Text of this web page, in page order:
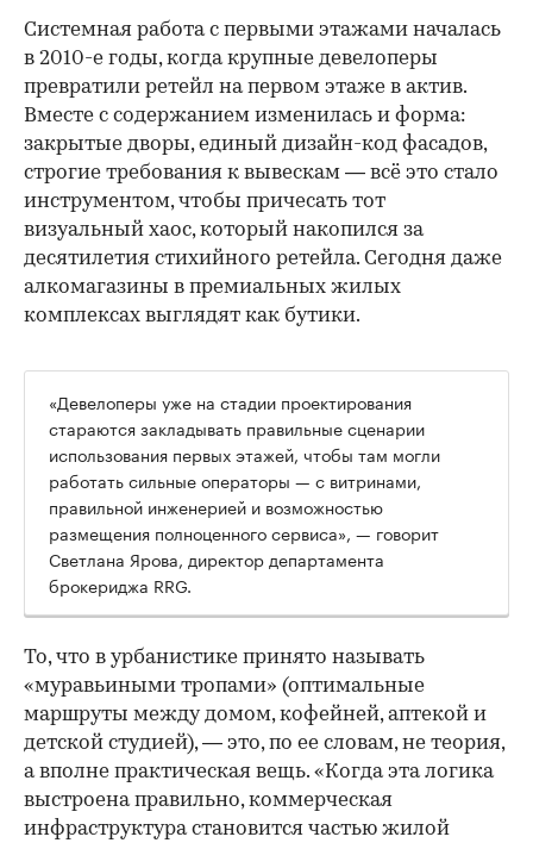
Системная работа с первыми этажами началась
в 2010-е годы, когда крупные девелоперы
превратили ретейл на первом этаже в актив.
Вместе с содержанием изменилась и форма:
закрытые дворы, единый дизайн-код фасадов,
строгие требования к вывескам — всё это стало
инструментом, чтобы причесать тот
визуальный хаос, который накопился за
десятилетия стихийного ретейла. Сегодня даже
алкомагазины в премиальных жилых
комплексах выглядят как бутики.
00:00
«Девелоперы уже на стадии проектирования
стараются закладывать правильные сценарии
использования первых этажей, чтобы там могли
работать сильные операторы — с витринами,
правильной инженерией и возможностью
размещения полноценного сервиса», — говорит
Светлана Ярова, директор департамента
брокериджа RRG.
То, что в урбанистике принято называть
«муравьиными тропами» (оптимальные
маршруты между домом, кофейней, аптекой и
детской студией), — это, по ее словам, не теория,
а вполне практическая вещь. «Когда эта логика
выстроена правильно, коммерческая
инфраструктура становится частью жилой